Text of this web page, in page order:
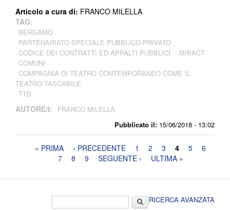
Pubblicato il: 15/06/2018 - 13:02
Articolo a cura di: FRANCO MILELLA
TAG:
BERGAMO
PARTENARIATO SPECIALE PUBBLICO-PRIVATO
CODICE DEI CONTRATTI ED APPALTI PUBBLICI
MIBACT
COMUNI
COMPAGNIA DI TEATRO CONTEMPORANEO COME IL
TEATRO TASCABILE
TTB
AUTORE/I: FRANCO MILELLA
Pagine« PRIMA ‹ PRECEDENTE 1 2 3 4 5
6
7
8 9 SEGUENTE › ULTIMA »
CercaRICERCA AVANZATA